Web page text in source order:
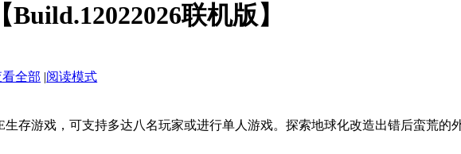
联机版】
看全部 |阅读模式
存游戏，可支持多达八名玩家或进行单人游戏。探索地球化改造出错后蛮荒